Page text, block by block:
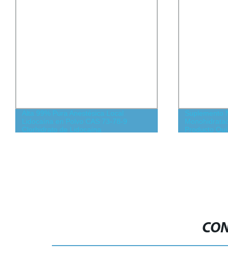
Alta 99% Pura Anestésica Local
Lidocaína en Polvo CAS 73-78-9
Clorhidrato de Lidocaína
Suplemento
Producto